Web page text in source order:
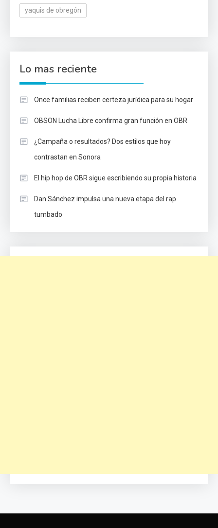
yaquis de obregón
Lo mas reciente
Once familias reciben certeza jurídica para su hogar
OBSON Lucha Libre confirma gran función en OBR
¿Campaña o resultados? Dos estilos que hoy
contrastan en Sonora
El hip hop de OBR sigue escribiendo su propia historia
Dan Sánchez impulsa una nueva etapa del rap
tumbado